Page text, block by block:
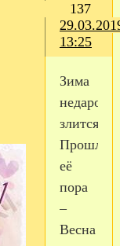
137
13:25
Зима
недаром
злится,
Прошла
её
пора
–
Весна